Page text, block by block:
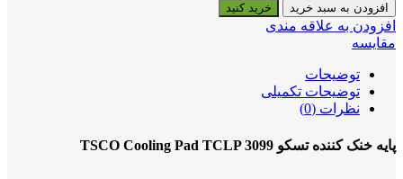
افزودن به سبد خرید خرید کنید
افزودن به علاقه مندی
مقایسه
توضیحات
توضیحات تکمیلی
نظرات (0)
پایه خنک کننده تسکو TSCO Cooling Pad TCLP 3099